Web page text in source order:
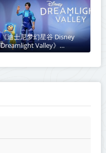
《迪士尼梦幻星谷 Disney
Dreamlight Valley》
v1.20.11.14-豪华版+全